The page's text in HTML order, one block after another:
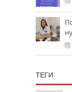
ТЕГИ